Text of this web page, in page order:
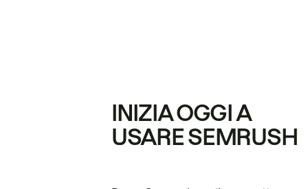
INIZIA OGGI A
USARE SEMRUSH